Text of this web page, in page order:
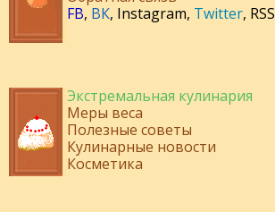
FB, ВК, Instagram, Twitter, RSS
Экстремальная кулинария
Меры веса
Полезные советы
Кулинарные новости
Косметика